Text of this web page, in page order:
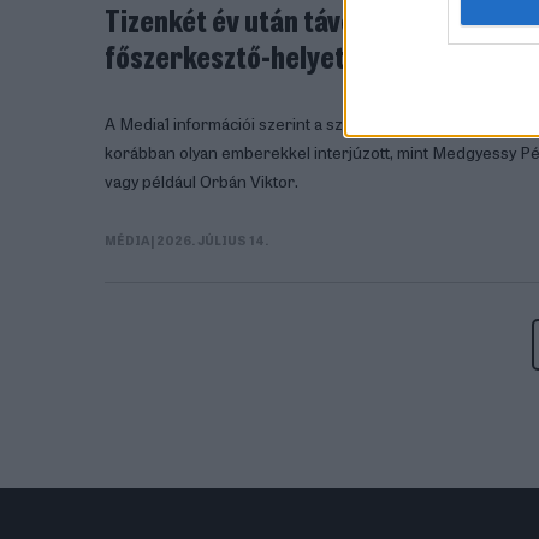
Tizenkét év után távozik a Blikktől
főszerkesztő-helyettes
A Media1 információi szerint a szakember saját
korábban olyan emberekkel interjúzott, mint Medgyessy
vagy például Orbán Viktor.
MÉDIA| 2026. JÚLIUS 14.